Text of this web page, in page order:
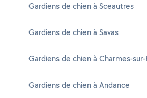
Gardiens de chien à Sceautres
Gardiens de chien à Savas
Gardiens de chien à Charmes-sur-
Gardiens de chien à Andance